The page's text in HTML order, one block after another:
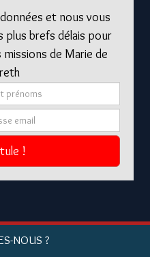
et nous vous
plus brefs délais pour
de Marie de
!
NOUS ?